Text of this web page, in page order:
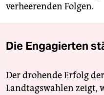
verheerenden Folgen.
Die Engagierten
Der drohende Erfolg
Landtagswahlen zeigt,